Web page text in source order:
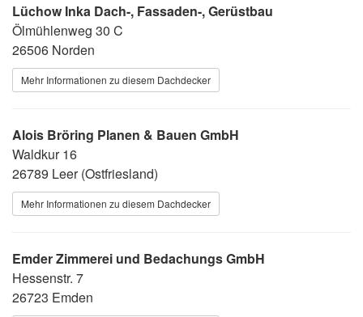
Lüchow Inka Dach-, Fassaden-, Gerüstbau
Ölmühlenweg 30 C
26506 Norden
Mehr Informationen zu diesem Dachdecker
Alois Bröring Planen & Bauen GmbH
Waldkur 16
26789 Leer (Ostfriesland)
Mehr Informationen zu diesem Dachdecker
Emder Zimmerei und Bedachungs GmbH
Hessenstr. 7
26723 Emden